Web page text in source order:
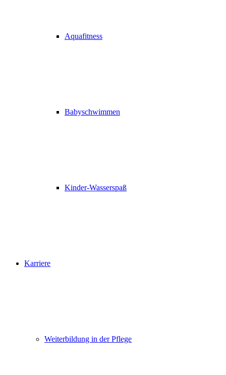
Aquafitness
Babyschwimmen
Kinder-Wasserspaß
Karriere
Weiterbildung in der Pflege